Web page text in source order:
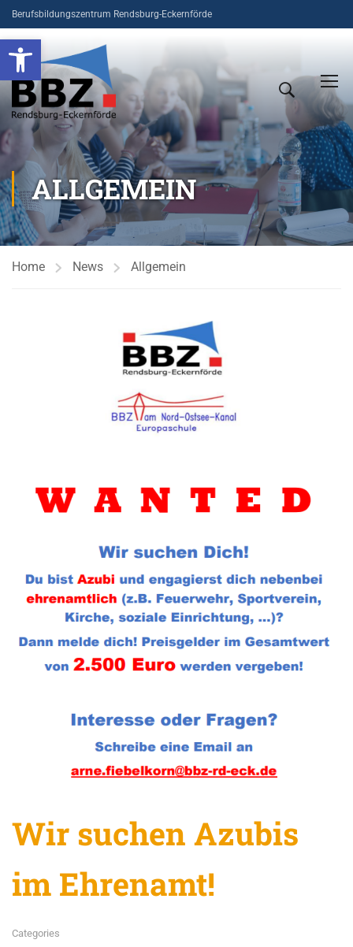
Open toolbar
Berufsbildungszentrum Rendsburg-Eckernförde
ALLGEMEIN
Home News Allgemein
Wir suchen Azubis
im Ehrenamt!
Categories